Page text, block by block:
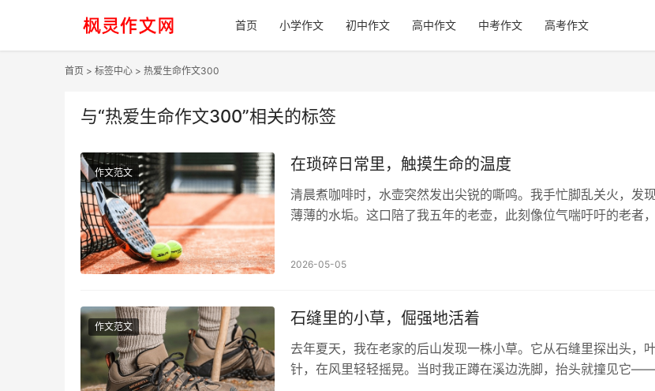
首页 小学作文 初中作文 高中作文 中考作文 高考作文
首页 > 标签中心 > 热爱生命作文300
与“热爱生命作文300”相关的标签
作文范文 在琐碎日常里，触摸生命的温度
清晨煮咖啡时，水壶突然发出尖锐的嘶鸣。我手忙脚乱关火，发
薄薄的水垢。这口陪了我五年的老壶，此刻像位气喘吁吁的老者
2026-05-05
作文范文 石缝里的小草，倔强地活着
去年夏天，我在老家的后山发现一株小草。它从石缝里探出头，
针，在风里轻轻摇晃。当时我正蹲在溪边洗脚，抬头就撞见它